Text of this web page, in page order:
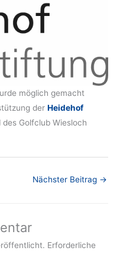
möglich gemacht
der Heidehof
des Golfclub Wiesloch
Nächster Beitrag →
Erforderliche